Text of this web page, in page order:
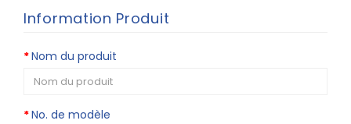
Information Produit
Nom du produit
No. de modèle